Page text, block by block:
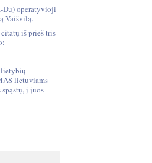
Du) operatyvioji
Vaišvilą.
iš prieš tris
lietuviams
spąstų, į juos